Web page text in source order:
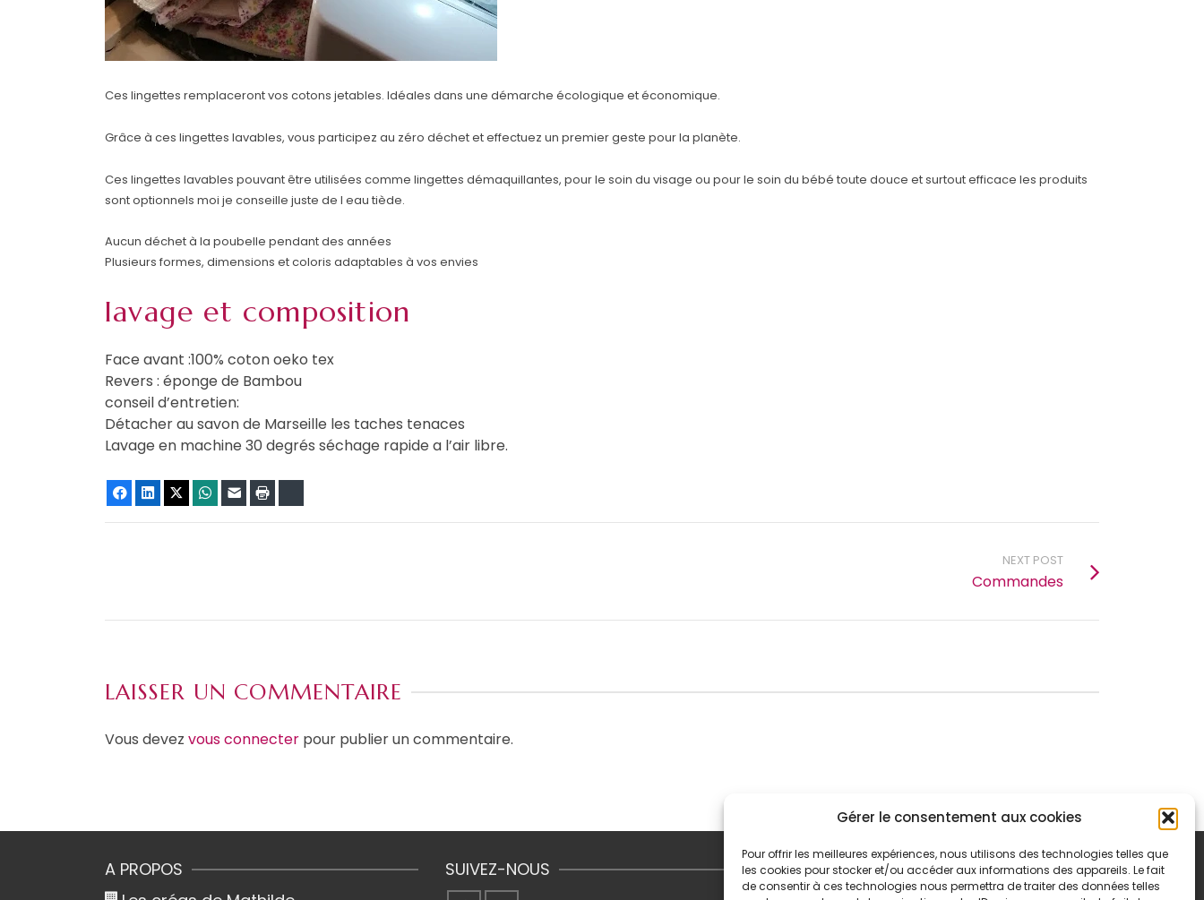
Gérer le consentement aux cookies
Pour offrir les meilleures expériences, nous utilisons des technologies telles que
les cookies pour stocker et/ou accéder aux informations des appareils. Le fait
de consentir à ces technologies nous permettra de traiter des données telles
Ces lingettes remplaceront vos cotons jetables. Idéales dans une démarche écologique et économique.
Grâce à ces lingettes lavables, vous participez au zéro déchet et effectuez un premier geste pour la planète.
Ces lingettes lavables pouvant être utilisées comme lingettes démaquillantes, pour le soin du visage ou pour le soin du bébé toute douce et surtout efficace les produits
sont optionnels moi je conseille juste de l eau tiède.
Aucun déchet à la poubelle pendant des années
Plusieurs formes, dimensions et coloris adaptables à vos envies
lavage et composition
Face avant :100% coton oeko tex
Revers : éponge de Bambou
conseil d’entretien:
Détacher au savon de Marseille les taches tenaces
Lavage en machine 30 degrés séchage rapide a l’air libre.
FacebookLinkedInTwitterWhatsApp
E-mail
NEXT POST
Commandes
LAISSER UN COMMENTAIRE
Vous devez vous connecter pour publier un commentaire.
A PROPOS
SUIVEZ-NOUS